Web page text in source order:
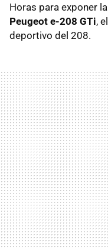
Horas para exponer
Peugeot e-208 GTi,
deportivo del 208.